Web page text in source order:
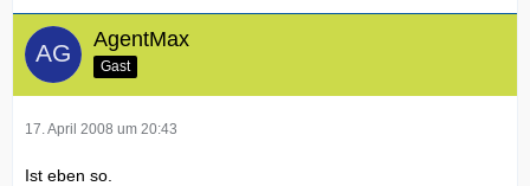
AgentMax
Gast
17. April 2008 um 20:43
Ist eben so.